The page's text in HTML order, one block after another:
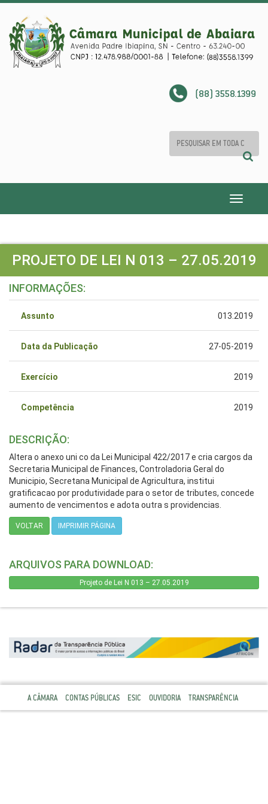
(88) 3558.1399
Toggle
PROJETO DE LEI N 013 – 27.05.2019
INFORMAÇÕES:
Assunto 013.2019
Data da Publicação 27-05-2019
Exercício 2019
Competência 2019
DESCRIÇÃO:
Altera o anexo uni co da Lei Municipal 422/2017 e cria cargos da
Secretaria Municipal de Finances, Controladoria Geral do
Municipio, Secretana Municipal de Agricultura, institui
gratificacao por produtividade para o setor de tributes, concede
aumento de vencimentos e adota outra s providencias.
VOLTAR IMPRIMIR PÁGINA
ARQUIVOS PARA DOWNLOAD:
Projeto de Lei N 013 – 27.05.2019
A CÂMARA CONTAS PÚBLICAS ESIC OUVIDORIA TRANSPARÊNCIA